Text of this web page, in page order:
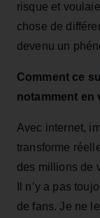
risque et
chose de
devenu un
Comment ce
notamment en
Avec internet,
transforme
des millions de
Il n’y a pas
de fans. Je ne